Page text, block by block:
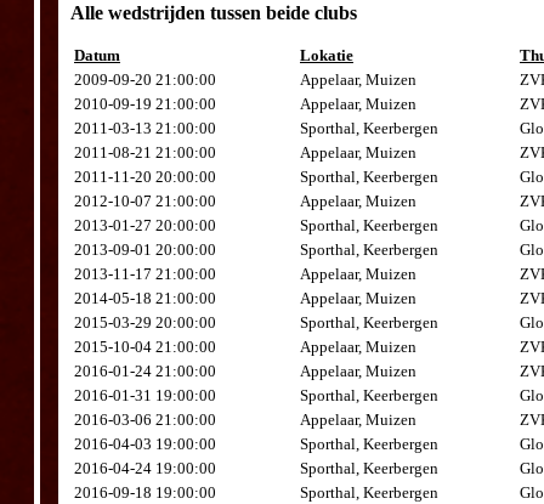
Alle wedstrijden tussen beide clubs
Datum Lokatie
2009-09-20 21:00:00
Appelaar, Muizen
2010-09-19 21:00:00
Appelaar, Muizen
2011-03-13 21:00:00
Sporthal, Keerbergen
2011-08-21 21:00:00
Appelaar, Muizen
2011-11-20 20:00:00
Sporthal, Keerbergen
2012-10-07 21:00:00
Appelaar, Muizen
2013-01-27 20:00:00
Sporthal, Keerbergen
2013-09-01 20:00:00
Sporthal, Keerbergen
2013-11-17 21:00:00
Appelaar, Muizen
2014-05-18 21:00:00
Appelaar, Muizen
2015-03-29 20:00:00
Sporthal, Keerbergen
2015-10-04 21:00:00
Appelaar, Muizen
2016-01-24 21:00:00
Appelaar, Muizen
2016-01-31 19:00:00
Sporthal, Keerbergen
2016-03-06 21:00:00
Appelaar, Muizen
2016-04-03 19:00:00
Sporthal, Keerbergen
2016-04-24 19:00:00
Sporthal, Keerbergen
2016-09-18 19:00:00
Sporthal, Keerbergen